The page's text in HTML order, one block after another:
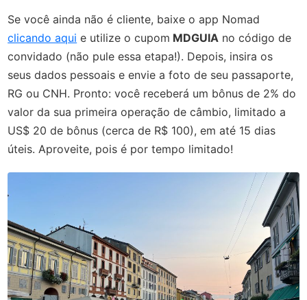
Se você ainda não é cliente, baixe o app Nomad
clicando aqui e utilize o cupom MDGUIA no código de
convidado (não pule essa etapa!). Depois, insira os
seus dados pessoais e envie a foto de seu passaporte,
RG ou CNH. Pronto: você receberá um bônus de 2% do
valor da sua primeira operação de câmbio, limitado a
US$ 20 de bônus (cerca de R$ 100), em até 15 dias
úteis. Aproveite, pois é por tempo limitado!